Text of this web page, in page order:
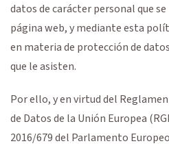
datos de carácter personal que
página web, y mediante esta
en materia de protección de
que le asisten.
Por ello, y en virtud del
de Datos de la Unión Europea
2016/679 del Parlamento